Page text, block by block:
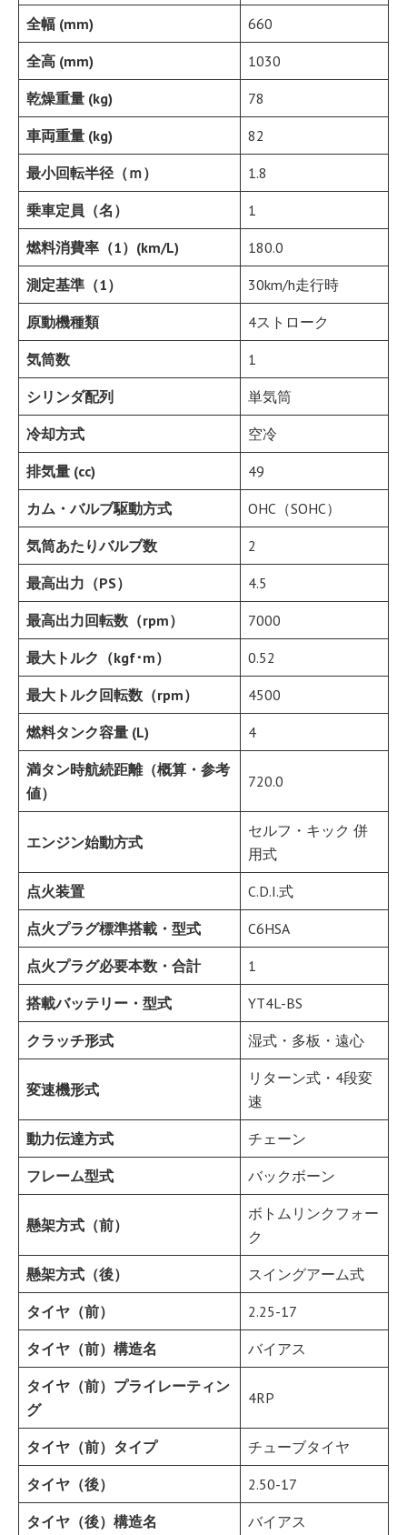
全幅 (mm) 660
全高 (mm) 1030
乾燥重量 (kg) 78
車両重量 (kg) 82
最小回転半径（ｍ） 1.8
乗車定員（名） 1
燃料消費率（1）(km/L) 180.0
測定基準（1） 30km/h走行時
原動機種類 4ストローク
気筒数 1
シリンダ配列 単気筒
冷却方式 空冷
排気量 (cc) 49
カム・バルブ駆動方式 OHC（SOHC）
気筒あたりバルブ数 2
最高出力（PS） 4.5
最高出力回転数（rpm） 7000
最大トルク（kgf･m） 0.52
最大トルク回転数（rpm） 4500
燃料タンク容量 (L) 4
満タン時航続距離（概算・参考
値）
720.0
エンジン始動方式
セルフ・キック 併
用式
点火装置 C.D.I.式
点火プラグ標準搭載・型式 C6HSA
点火プラグ必要本数・合計 1
搭載バッテリー・型式 YT4L-BS
クラッチ形式 湿式・多板・遠心
変速機形式
リターン式・4段変
速
動力伝達方式 チェーン
フレーム型式 バックボーン
懸架方式（前）
ボトムリンクフォー
ク
懸架方式（後） スイングアーム式
タイヤ（前） 2.25-17
タイヤ（前）構造名 バイアス
タイヤ（前）プライレーティン
グ
4RP
タイヤ（前）タイプ チューブタイヤ
タイヤ（後） 2.50-17
タイヤ（後）構造名 バイアス